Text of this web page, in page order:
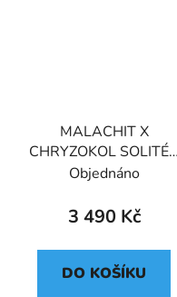
MALACHIT X
CHRYZOKOL SOLITÉR
(XL) PREMIUM
Objednáno
3 490 Kč
DO KOŠÍKU